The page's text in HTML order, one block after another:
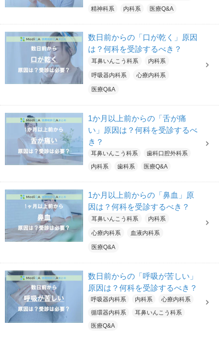
精神科系
内科系 医療Q&A
数日前からの「口が乾く」原因
は？何科を受診するべき？
耳鼻いんこう科系 内科系
呼吸器内科系 心療内科系
医療Q&A
1か月以上前からの「舌が痛
い」原因は？何科を受診するべ
き？
耳鼻いんこう科系
歯科口腔外科系
内科系
歯科系 医療Q&A
1か月以上前からの「鼻血」原
因は？何科を受診するべき？
耳鼻いんこう科系 内科系
心療内科系 血液内科系
医療Q&A
数日前からの「呼吸が苦しい」
原因は？何科を受診するべき？
呼吸器内科系 内科系
心療内科系
循環器内科系
耳鼻いんこう科系
医療Q&A